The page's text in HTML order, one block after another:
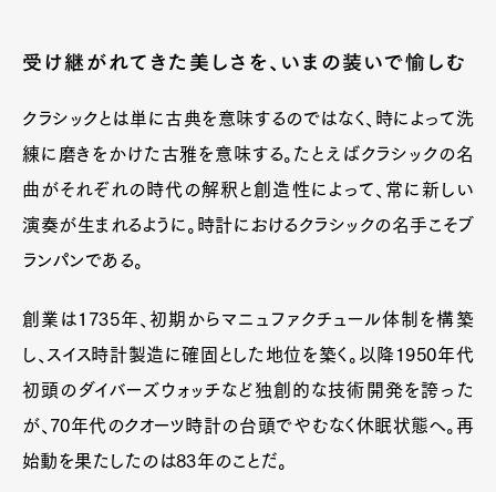
受け継がれてきた美しさを、いまの装いで愉しむ
クラシックとは単に古典を意味するのではなく、時によって洗
練に磨きをかけた古雅を意味する。たとえばクラシックの名
曲がそれぞれの時代の解釈と創造性によって、常に新しい
演奏が生まれるように。時計におけるクラシックの名手こそブ
ランパンである。
創業は1735年、初期からマニュファクチュール体制を構築
し、スイス時計製造に確固とした地位を築く。以降1950年代
初頭のダイバーズウォッチなど独創的な技術開発を誇った
が、70年代のクオーツ時計の台頭でやむなく休眠状態へ。再
始動を果たしたのは83年のことだ。